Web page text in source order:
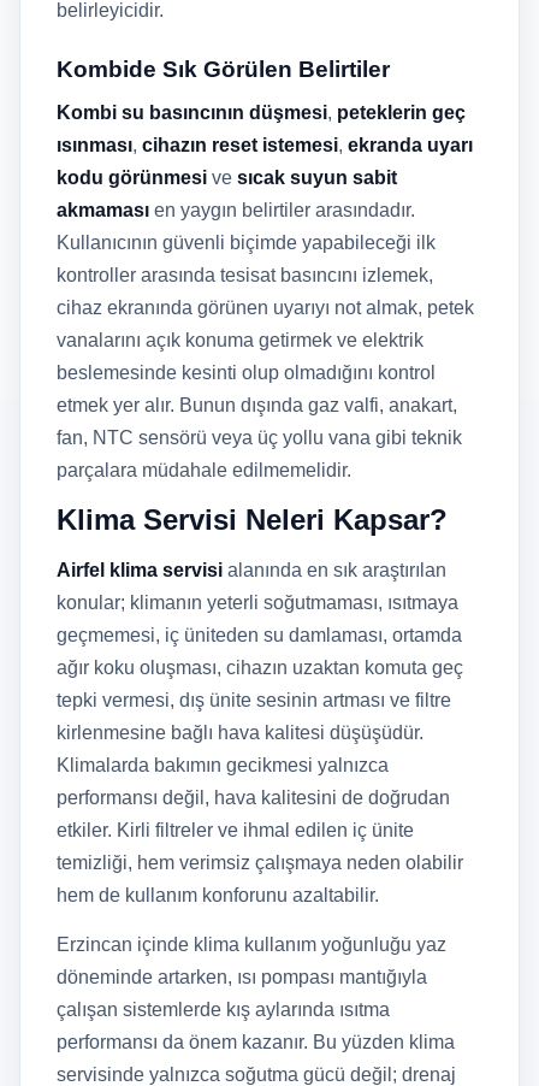
belirleyicidir.
Kombide Sık Görülen Belirtiler
Kombi su basıncının düşmesi, peteklerin geç
ısınması, cihazın reset istemesi, ekranda uyarı
kodu görünmesi ve sıcak suyun sabit
akmaması en yaygın belirtiler arasındadır.
Kullanıcının güvenli biçimde yapabileceği ilk
kontroller arasında tesisat basıncını izlemek,
cihaz ekranında görünen uyarıyı not almak, petek
vanalarını açık konuma getirmek ve elektrik
beslemesinde kesinti olup olmadığını kontrol
etmek yer alır. Bunun dışında gaz valfi, anakart,
fan, NTC sensörü veya üç yollu vana gibi teknik
parçalara müdahale edilmemelidir.
Klima Servisi Neleri Kapsar?
Airfel klima servisi alanında en sık araştırılan
konular; klimanın yeterli soğutmaması, ısıtmaya
geçmemesi, iç üniteden su damlaması, ortamda
ağır koku oluşması, cihazın uzaktan komuta geç
tepki vermesi, dış ünite sesinin artması ve filtre
kirlenmesine bağlı hava kalitesi düşüşüdür.
Klimalarda bakımın gecikmesi yalnızca
performansı değil, hava kalitesini de doğrudan
etkiler. Kirli filtreler ve ihmal edilen iç ünite
temizliği, hem verimsiz çalışmaya neden olabilir
hem de kullanım konforunu azaltabilir.
Erzincan içinde klima kullanım yoğunluğu yaz
döneminde artarken, ısı pompası mantığıyla
çalışan sistemlerde kış aylarında ısıtma
performansı da önem kazanır. Bu yüzden klima
servisinde yalnızca soğutma gücü değil; drenaj